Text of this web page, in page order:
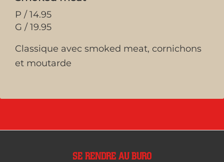
P / 14.95
G / 19.95
Classique avec smoked meat, cornichons
et moutarde
SE RENDRE AU BURO